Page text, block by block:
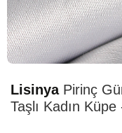
LisinyaPirinç
Taşlı Kadın